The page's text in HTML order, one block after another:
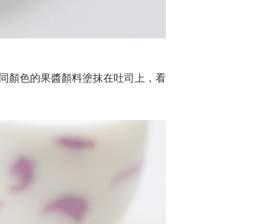
顏色的果醬顏料塗抹在吐司上，看